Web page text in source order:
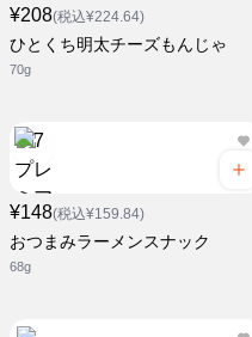
¥208(税込¥224.64)
ひとくち明太チーズもんじゃ
70g
¥148(税込¥159.84)
おつまみラーメンスナック
68g